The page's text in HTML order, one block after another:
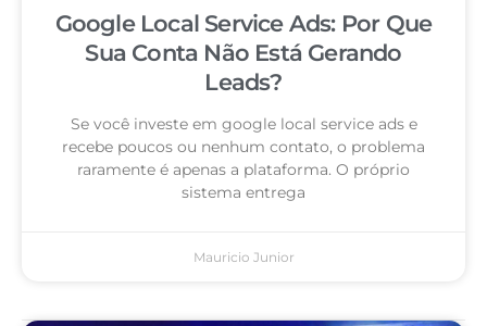
Google Local Service Ads: Por Que
Sua Conta Não Está Gerando
Leads?
Se você investe em google local service ads e
recebe poucos ou nenhum contato, o problema
raramente é apenas a plataforma. O próprio
sistema entrega
Mauricio Junior